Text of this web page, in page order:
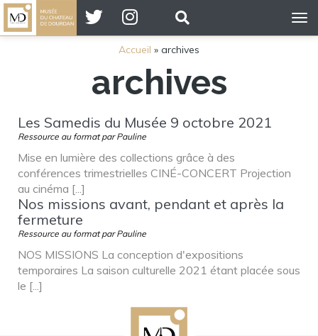
Accueil » archives
archives
Les Samedis du Musée 9 octobre 2021
Ressource au format par Pauline
Mise en lumière des collections grâce à des
conférences trimestrielles CINÉ-CONCERT Projection
au cinéma [...]
Nos missions avant, pendant et après la
fermeture
Ressource au format par Pauline
NOS MISSIONS La conception d'expositions
temporaires La saison culturelle 2021 étant placée sous
le [...]